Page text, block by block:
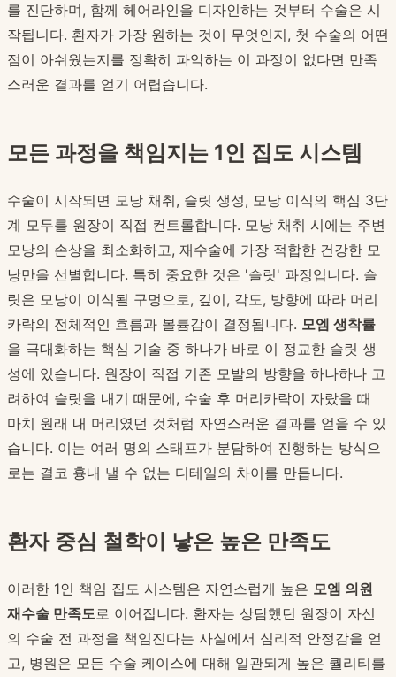
를 진단하며, 함께 헤어라인을 디자인하는 것부터 수술은 시
작됩니다. 환자가 가장 원하는 것이 무엇인지, 첫 수술의 어떤
점이 아쉬웠는지를 정확히 파악하는 이 과정이 없다면 만족
스러운 결과를 얻기 어렵습니다.
모든 과정을 책임지는 1인 집도 시스템
수술이 시작되면 모낭 채취, 슬릿 생성, 모낭 이식의 핵심 3단
계 모두를 원장이 직접 컨트롤합니다. 모낭 채취 시에는 주변
모낭의 손상을 최소화하고, 재수술에 가장 적합한 건강한 모
낭만을 선별합니다. 특히 중요한 것은 '슬릿' 과정입니다. 슬
릿은 모낭이 이식될 구멍으로, 깊이, 각도, 방향에 따라 머리
카락의 전체적인 흐름과 볼륨감이 결정됩니다. 모엠 생착률
을 극대화하는 핵심 기술 중 하나가 바로 이 정교한 슬릿 생
성에 있습니다. 원장이 직접 기존 모발의 방향을 하나하나 고
려하여 슬릿을 내기 때문에, 수술 후 머리카락이 자랐을 때
마치 원래 내 머리였던 것처럼 자연스러운 결과를 얻을 수 있
습니다. 이는 여러 명의 스태프가 분담하여 진행하는 방식으
로는 결코 흉내 낼 수 없는 디테일의 차이를 만듭니다.
환자 중심 철학이 낳은 높은 만족도
이러한 1인 책임 집도 시스템은 자연스럽게 높은 모엠 의원
재수술 만족도로 이어집니다. 환자는 상담했던 원장이 자신
의 수술 전 과정을 책임진다는 사실에서 심리적 안정감을 얻
고, 병원은 모든 수술 케이스에 대해 일관되게 높은 퀄리티를